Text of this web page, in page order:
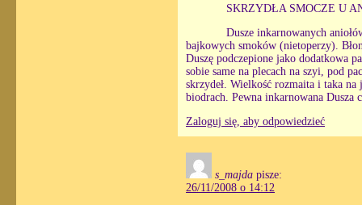
SKRZYDŁA SMOCZE U
Dusze inkarnowanych
bajkowych smoków (nietoperzy).
Duszę podczepione jako dodatkowa
sobie same na plecach na szyi, pod
skrzydeł. Wielkość rozmaita i taka na
biodrach. Pewna inkarnowana Dusza
Zaloguj się, aby odpowiedzieć
s_majda pisze:
26/11/2008 o 14:12